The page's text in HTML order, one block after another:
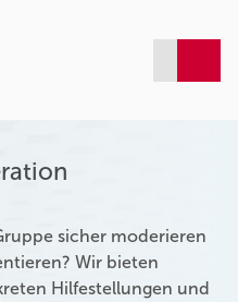
sicher moderieren
Wir bieten
Hilfestellungen und